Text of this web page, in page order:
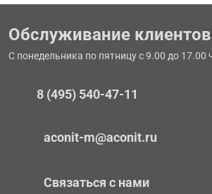
Обслуживание клиентов
С понедельника по пятницу с 9.00 до 17.00
8 (495) 540-47-11
aconit-m@aconit.ru
Связаться с нами